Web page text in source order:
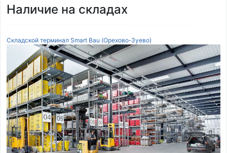
Наличие на складах
Складской терминал Smart Bau (Орехово-Зуево)